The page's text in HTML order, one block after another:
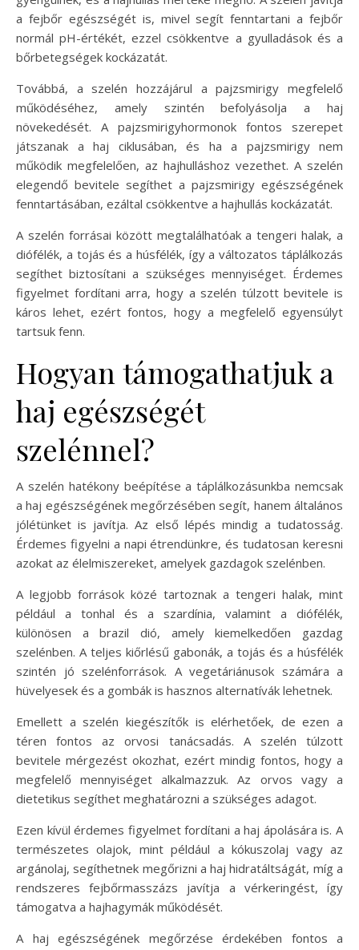
a fejbőr egészségét is, mivel segít fenntartani a fejbőr
normál pH-értékét, ezzel csökkentve a gyulladások és a
bőrbetegségek kockázatát.
Továbbá, a szelén hozzájárul a pajzsmirigy megfelelő
működéséhez, amely szintén befolyásolja a haj
növekedését. A pajzsmirigyhormonok fontos szerepet
játszanak a haj ciklusában, és ha a pajzsmirigy nem
működik megfelelően, az hajhulláshoz vezethet. A szelén
elegendő bevitele segíthet a pajzsmirigy egészségének
fenntartásában, ezáltal csökkentve a hajhullás kockázatát.
A szelén forrásai között megtalálhatóak a tengeri halak, a
diófélék, a tojás és a húsfélék, így a változatos táplálkozás
segíthet biztosítani a szükséges mennyiséget. Érdemes
figyelmet fordítani arra, hogy a szelén túlzott bevitele is
káros lehet, ezért fontos, hogy a megfelelő egyensúlyt
tartsuk fenn.
Hogyan támogathatjuk a
haj egészségét
szelénnel?
A szelén hatékony beépítése a táplálkozásunkba nemcsak
a haj egészségének megőrzésében segít, hanem általános
jólétünket is javítja. Az első lépés mindig a tudatosság.
Érdemes figyelni a napi étrendünkre, és tudatosan keresni
azokat az élelmiszereket, amelyek gazdagok szelénben.
A legjobb források közé tartoznak a tengeri halak, mint
például a tonhal és a szardínia, valamint a diófélék,
különösen a brazil dió, amely kiemelkedően gazdag
szelénben. A teljes kiőrlésű gabonák, a tojás és a húsfélék
szintén jó szelénforrások. A vegetáriánusok számára a
hüvelyesek és a gombák is hasznos alternatívák lehetnek.
Emellett a szelén kiegészítők is elérhetőek, de ezen a
téren fontos az orvosi tanácsadás. A szelén túlzott
bevitele mérgezést okozhat, ezért mindig fontos, hogy a
megfelelő mennyiséget alkalmazzuk. Az orvos vagy a
dietetikus segíthet meghatározni a szükséges adagot.
Ezen kívül érdemes figyelmet fordítani a haj ápolására is. A
természetes olajok, mint például a kókuszolaj vagy az
argánolaj, segíthetnek megőrizni a haj hidratáltságát, míg a
rendszeres fejbőrmasszázs javítja a vérkeringést, így
támogatva a hajhagymák működését.
A haj egészségének megőrzése érdekében fontos a